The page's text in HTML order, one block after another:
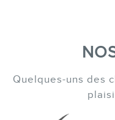
Quelques-uns des